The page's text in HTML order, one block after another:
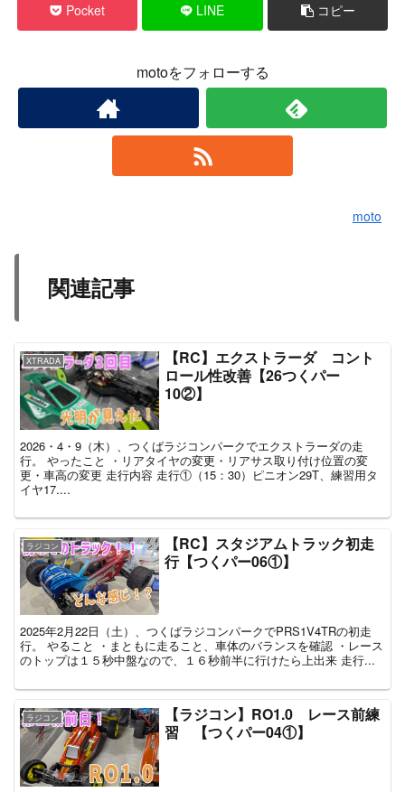
Pocket LINE コピー
motoをフォローする
moto
関連記事
XTRADA
【RC】エクストラーダ コント
ロール性改善【26つくパー
10②】
2026・4・9（木）、つくばラジコンパークでエクストラーダの走
行。 やったこと ・リアタイヤの変更・リアサス取り付け位置の変
更・車高の変更 走行内容 走行①（15：30）ピニオン29T、練習用タ
イヤ17....
ラジコン
【RC】スタジアムトラック初走
行【つくパー06①】
2025年2月22日（土）、つくばラジコンパークでPRS1V4TRの初走
行。 やること ・まともに走ること、車体のバランスを確認 ・レース
のトップは１５秒中盤なので、１６秒前半に行けたら上出来 走行...
ラジコン
【ラジコン】RO1.0 レース前練
習 【つくパー04①】